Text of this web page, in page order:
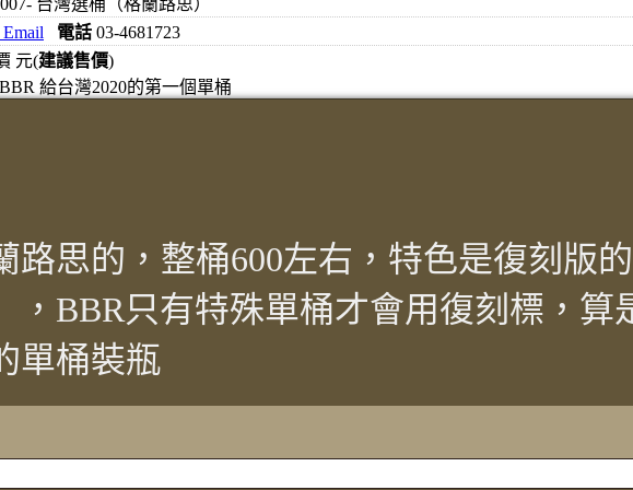
台灣選桶（格蘭路思）
電話 03-4681723
元(建議售價)
BBR 給台灣2020的第一個單桶
路思的，整桶600左右，特色是復刻版的
，BBR只有特殊單桶才會用復刻標，算
單桶裝瓶